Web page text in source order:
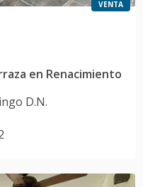
VENTA
en Renacimiento
D.N.